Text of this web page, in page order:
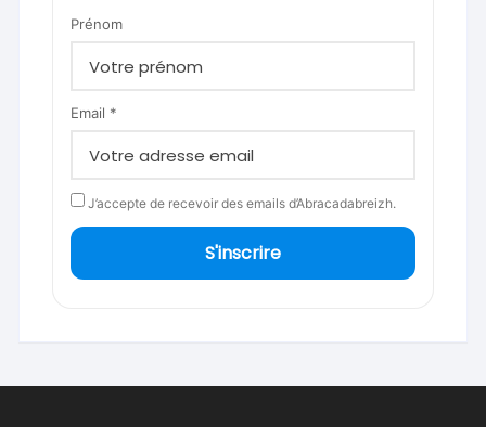
Prénom
Email *
J’accepte de recevoir des emails d’Abracadabreizh.
S'inscrire